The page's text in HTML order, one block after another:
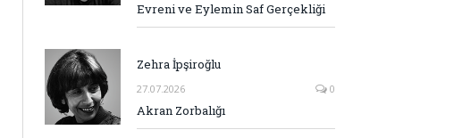
Evreni ve Eylemin Saf Gerçekliği
Zehra İpşiroğlu
27.07.2026 0
Akran Zorbalığı